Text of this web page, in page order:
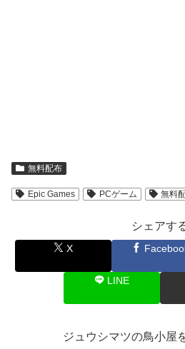
無料配布
Epic Games PCゲーム 無料
シェアす
X
LINE
ジュウシマツの鳥小屋